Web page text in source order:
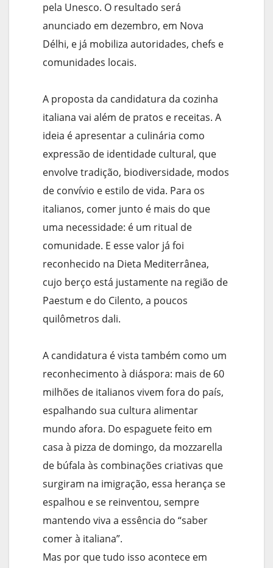
pela Unesco. O resultado será
anunciado em dezembro, em Nova
Délhi, e já mobiliza autoridades, chefs e
comunidades locais.
A proposta da candidatura da cozinha
italiana vai além de pratos e receitas. A
ideia é apresentar a culinária como
expressão de identidade cultural, que
envolve tradição, biodiversidade, modos
de convívio e estilo de vida. Para os
italianos, comer junto é mais do que
uma necessidade: é um ritual de
comunidade. E esse valor já foi
reconhecido na Dieta Mediterrânea,
cujo berço está justamente na região de
Paestum e do Cilento, a poucos
quilômetros dali.
A candidatura é vista também como um
reconhecimento à diáspora: mais de 60
milhões de italianos vivem fora do país,
espalhando sua cultura alimentar
mundo afora. Do espaguete feito em
casa à pizza de domingo, da mozzarella
de búfala às combinações criativas que
surgiram na imigração, essa herança se
espalhou e se reinventou, sempre
mantendo viva a essência do “saber
comer à italiana”.
Mas por que tudo isso acontece em